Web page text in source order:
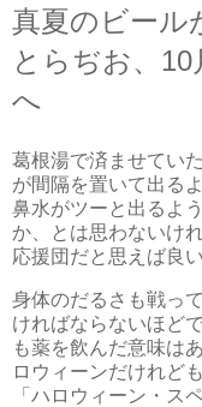
真夏のビール
とらぢお、
へ
葛根湯で済ませてい
が間隔を置いて出る
鼻水がツーと出るよ
か、とは思わないけ
応援団だと思えば良い
身体のだるさも戦っ
ければならないほど
も薬を飲んだ意味は
ロウィーンだけれど
「ハロウィーン・ス